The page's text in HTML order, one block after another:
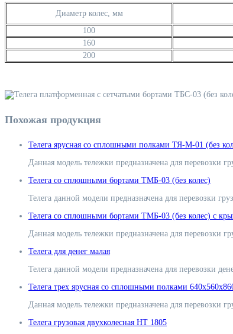
Диаметр колес, мм
100
160
200
Похожая продукция
Телега ярусная со сплошными полками ТЯ-М-01 (без
Данная модель тележки предназначена для перевозки
Телега со сплошными бортами ТМБ-03 (без колес)
Телега данной модели предназначена для перевозки
Телега со сплошными бортами ТМБ-03 (без колес) с
Данная модель тележки предназначена для перевозки
Телега для денег малая
Телега данной модели предназначена для перевозки
Телега трех ярусная со сплошными полками
Данная модель тележки предназначена для перевозки
Телега грузовая двухколесная НТ 1805